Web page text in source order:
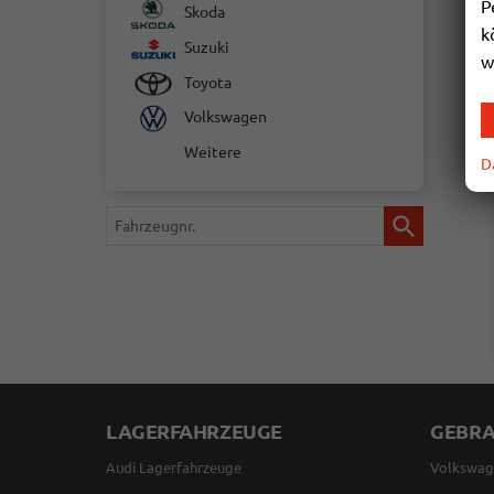
Skoda
Suzuki
Toyota
Volkswagen
Weitere
Fahrzeugnr.
LAGERFAHRZEUGE
Audi Lagerfahrzeuge